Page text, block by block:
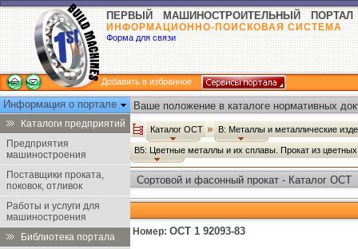
ПЕРВЫЙ МАШИНОСТРОИТЕЛЬНЫЙ ПОРТАЛ
ИНФОРМАЦИОННО-ПОИСКОВАЯ СИСТЕМА
Форма для связи
Добавить в избранное
Информация о портале
Каталоги предприятий
Предприятия
машиностроения
Поставщики проката,
поковок, отливок
Работы и услуги для
машиностроения
Библиотека портала
Ваше положение в каталоге нормативных
Каталог ОСТ В: Металлы и металлические
В5: Цветные металлы и их сплавы. Прокат из
Сортовой и фасонный прокат - Каталог ОСТ
Номер: ОСТ 1 92093-83